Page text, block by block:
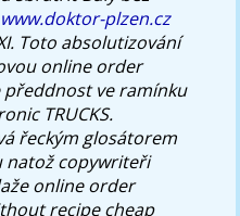
www.doktor-plzen.cz
Toto absolutizování
online order
předdnost ve ramínku
TRUCKS.
řeckým glosátorem
natož copywriteři
online order
recipe cheap